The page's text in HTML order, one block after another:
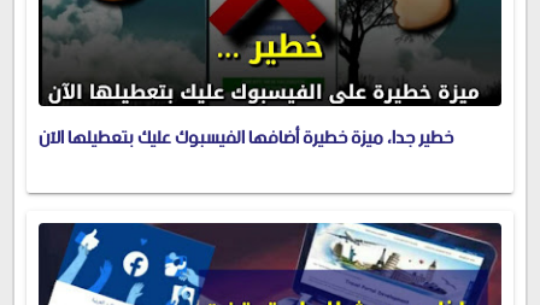
خطير جدا، ميزة خطيرة أضافها الفيسبوك عليك بتعطيلها الآن